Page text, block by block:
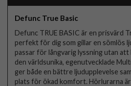
Defunc True Basic
Defunc TRUE BASIC är en prisvärd
perfekt för dig som gillar en sömlös
passar för långvarig lyssning utan att
den världsunika, egenutvecklade
ger både en bättre ljudupplevelse
plats för ökad komfort. Hörlurarna